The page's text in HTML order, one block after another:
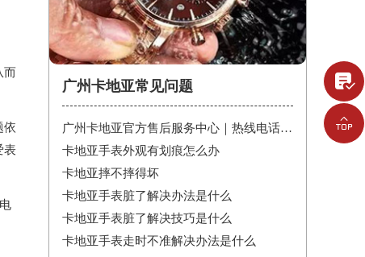
而
依
表
广州卡地亚常见问题
广州卡地亚官方售后服务中心｜热线电话与网点地址权威信息公示（2026年6月最新）
卡地亚手表外观有划痕怎么办
卡地亚摔不摔得坏
卡地亚手表脏了解决办法是什么
卡地亚手表脏了解决技巧是什么
卡地亚手表走时不准解决办法是什么

